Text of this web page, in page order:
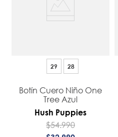
29 28
Botín Cuero Niño One
Tree Azul
Hush Puppies
$54.990